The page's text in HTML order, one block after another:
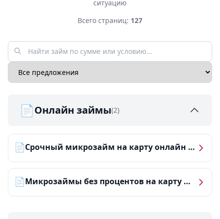
ситуацию
Всего страниц: 127
📄Онлайн займы(2)
📄 Срочный микрозайм на карту онлайн — получить деньги за 5 минут
📄 Микрозаймы без процентов на карту — ТОП-10 за 2026 год